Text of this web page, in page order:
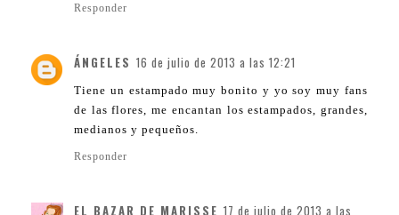
Responder
ÁNGELES 16 de julio de 2013 a las 12:21
Tiene un estampado muy bonito y yo soy muy fans
de las flores, me encantan los estampados, grandes,
medianos y pequeños.
Responder
EL BAZAR DE MARISSE 17 de julio de 2013 a las